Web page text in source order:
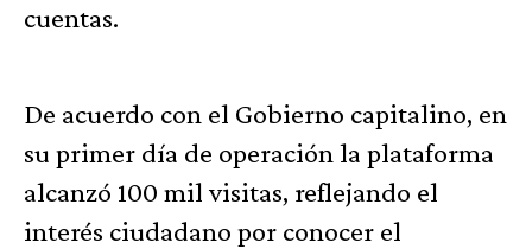
cuentas.
De acuerdo con el Gobierno capitalino, en
su primer día de operación la plataforma
alcanzó 100 mil visitas, reflejando el
interés ciudadano por conocer el